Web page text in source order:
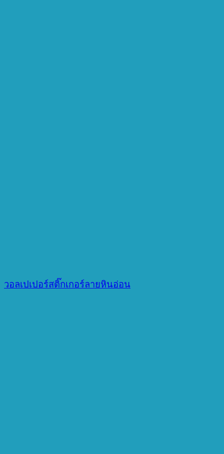
วอลเปเปอร์สติ๊กเกอร์ลายหินอ่อน